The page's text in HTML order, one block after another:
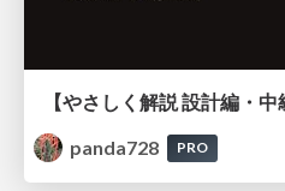
panda728
PRO